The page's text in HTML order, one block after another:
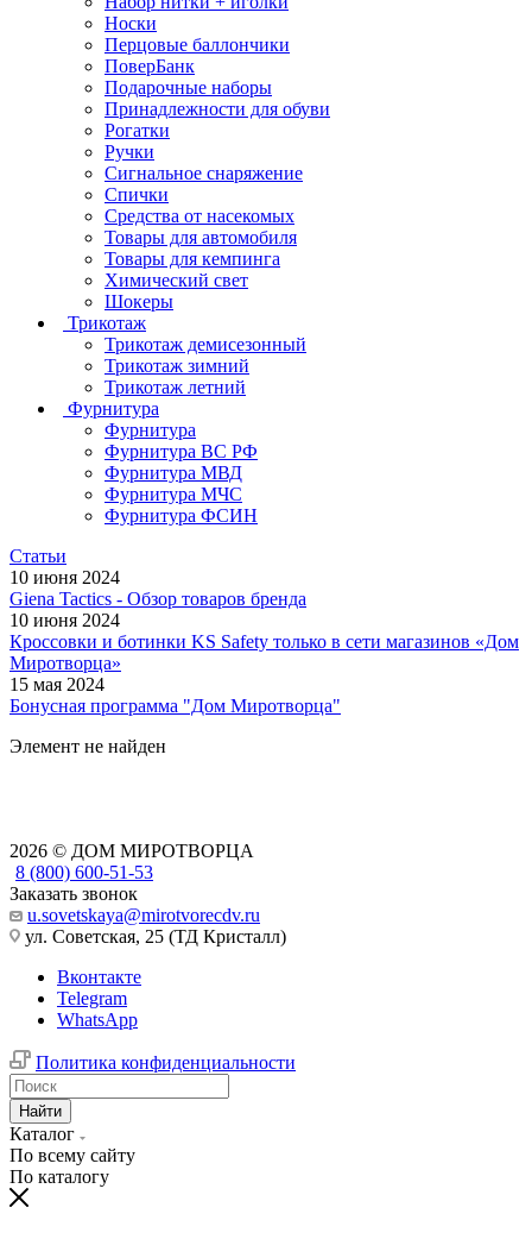
Носки
Перцовые баллончики
ПоверБанк
Подарочные наборы
Принадлежности для обуви
Рогатки
Ручки
Сигнальное снаряжение
Спички
Средства от насекомых
Товары для автомобиля
Товары для кемпинга
Химический свет
Шокеры
Трикотаж
Трикотаж демисезонный
Трикотаж зимний
Трикотаж летний
Фурнитура
Фурнитура
Фурнитура ВС РФ
Фурнитура МВД
Фурнитура МЧС
Фурнитура ФСИН
Статьи
10 июня 2024
Giena Tactics - Обзор товаров бренда
10 июня 2024
Кроссовки и ботинки KS Safety только в сети магазинов «Дом
Миротворца»
15 мая 2024
Бонусная программа "Дом Миротворца"
Элемент не найден
2026 © ДОМ МИРОТВОРЦА
8 (800) 600-51-53
Заказать звонок
u.sovetskaya@mirotvorecdv.ru
ул. Советская, 25 (ТД Кристалл)
Вконтакте
Telegram
WhatsApp
Политика конфиденциальности
Найти
Каталог
По всему сайту
По каталогу